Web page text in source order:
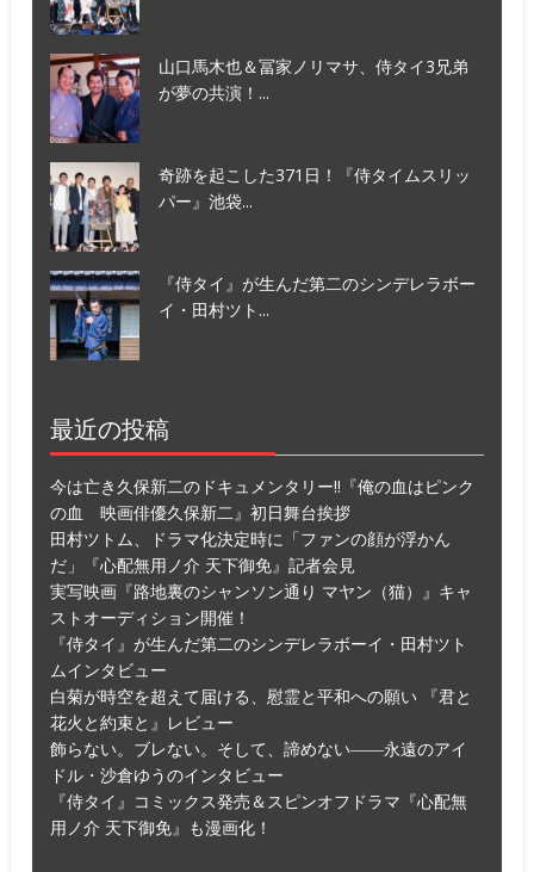
山口馬木也＆冨家ノリマサ、侍タイ3兄弟
が夢の共演！...
奇跡を起こした371日！『侍タイムスリッ
パー』池袋...
『侍タイ』が生んだ第二のシンデレラボー
イ・田村ツト...
最近の投稿
今は亡き久保新二のドキュメンタリー!!『俺の血はピンク
の血 映画俳優久保新二』初日舞台挨拶
田村ツトム、ドラマ化決定時に「ファンの顔が浮かん
だ」『心配無用ノ介 天下御免』記者会見
実写映画『路地裏のシャンソン通り マヤン（猫）』キャ
ストオーディション開催！
『侍タイ』が生んだ第二のシンデレラボーイ・田村ツト
ムインタビュー
白菊が時空を超えて届ける、慰霊と平和への願い 『君と
花火と約束と』レビュー
飾らない。ブレない。そして、諦めない――永遠のアイ
ドル・沙倉ゆうのインタビュー
『侍タイ』コミックス発売＆スピンオフドラマ『心配無
用ノ介 天下御免』も漫画化！